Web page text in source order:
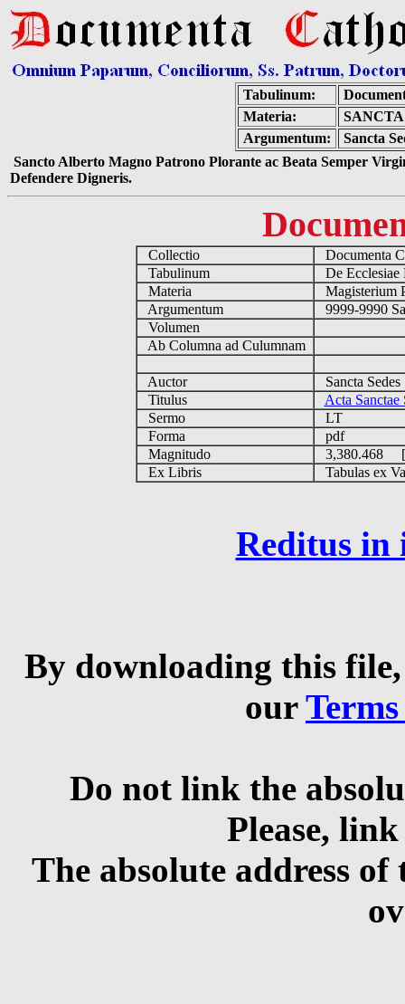
Tabulinum:
Materia:
Argumentum:
Sancta
Sancto Alberto Magno Patrono Plorante ac Beata Semper
Defendere Digneris.
Collectio
Documenta
Tabulinum
De
Materia
Magisterium
Argumentum
9999-9990
Volumen
Ab Columna ad Culumnam
Auctor
Sancta
Titulus
Acta Sanctae
Sermo
LT
Forma
pdf
Magnitudo
3,380.468
Ex Libris
Tabulas ex
Reditus in
By downloading this
our
Do not link the
Please,
The absolute address